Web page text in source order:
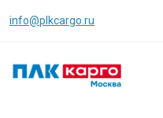
info@plkcargo.ru